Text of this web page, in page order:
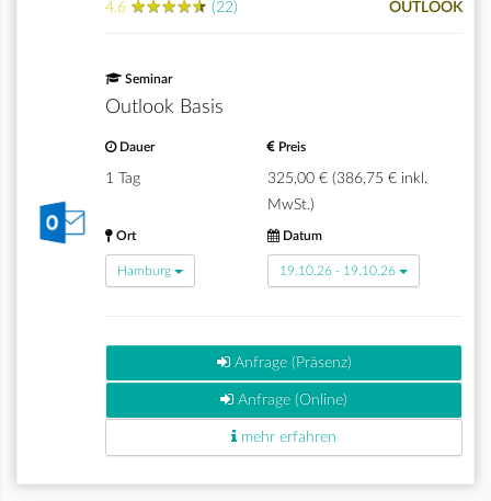
4.6 ★★★★★
★★★★★ (22) OUTLOOK
Seminar
Outlook Basis
Dauer
1 Tag
Preis
325,00 € (386,75 € inkl.
MwSt.)
Ort
Hamburg
Datum
19.10.26 - 19.10.26
Anfrage (Präsenz)
Anfrage (Online)
mehr erfahren